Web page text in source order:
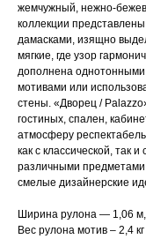
жемчужный, нежно-
коллекции
дамасками, изящно
мягкие, где узор
дополнена
мотивами или
стены. «Дворец /
гостиных, спален,
атмосферу
как с классической, так
различными предметами
смелые дизайнерские
Ширина рулона — 1,06
Вес рулона мотив – 2,4 кг